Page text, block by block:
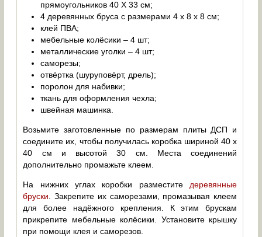
прямоугольников 40 Х 33 см;
4 деревянных бруса с размерами 4 х 8 х 8 см;
клей ПВА;
мебельные колёсики – 4 шт;
металлические уголки – 4 шт;
саморезы;
отвёртка (шуруповёрт, дрель);
поролон для набивки;
ткань для оформления чехла;
швейная машинка.
Возьмите заготовленные по размерам плиты ДСП и
соедините их, чтобы получилась коробка шириной 40 х
40 см и высотой 30 см. Места соединений
дополнительно промажьте клеем.
На нижних углах коробки разместите деревянные
бруски . Закрепите их саморезами, промазывая клеем
для более надёжного крепления. К этим брускам
прикрепите мебельные колёсики. Установите крышку
при помощи клея и саморезов.